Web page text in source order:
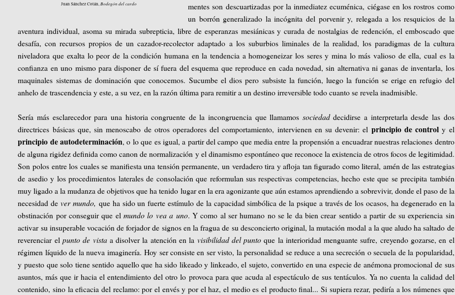
Juan Sánchez Cotán,Bodegón del cardo
mentes son descuartizadas por la inmediatez ecuménica, ciégase en los rostros como
un borrón generalizado la incógnita del porvenir y, relegada a los resquicios de la
aventura individual, asoma su mirada subrepticia, libre de esperanzas mesiánicas y curada de nostalgias de redención, el emboscado que
desafía, con recursos propios de un cazador-recolector adaptado a los suburbios liminales de la realidad, los paradigmas de la cultura
niveladora que exalta lo peor de la condición humana en la tendencia a homogeneizar los seres y mina lo más valioso de ella, cual es la
confianza en uno mismo para disponer de sí fuera del esquema que reproduce en cada novedad, sin alternativa ni ganas de inventarla, los
maquinales sistemas de dominación que conocemos. Sucumbe el dios pero subsiste la función, luego la función se erige en refugio del
anhelo de trascendencia y este, a su vez, en la razón última para remitir a un destino irreversible todo cuanto se revela inadmisible.
Sería más esclarecedor para una historia congruente de la incongruencia que llamamos sociedaddecidirse a interpretarla desde las dos
directrices básicas que, sin menoscabo de otros operadores del comportamiento, intervienen en su devenir: el principio de control y el
principio de autodeterminación, o lo que es igual, a partir del campo que media entre la propensión a encuadrar nuestras relaciones dentro
de alguna rigidez definida como canon de normalización y el dinamismo espontáneo que reconoce la existencia de otros focos de legitimidad.
Son polos entre los cuales se manifiesta una tensión permanente, un verdadero tira y afloja tan figurado como literal, amén de las estrategias
de asedio y los procedimientos laterales de consolación que reformulan sus respectivas competencias, hecho este que se precipita también
muy ligado a la mudanza de objetivos que ha tenido lugar en la era agonizante que aún estamos aprendiendo a sobrevivir, donde el paso de la
necesidad dever mundo, que ha sido un fuerte estímulo de la capacidad simbólica de la psique a través de los ocasos, ha degenerado en la
obstinación por conseguir que elmundo lo vea a uno. Y como al ser humano no se le da bien crear sentido a partir de su experiencia sin
activar su insuperable vocación de forjador de signos en la fragua de su desconcierto original, la mutación modal a la que aludo ha saltado de
reverenciar elpunto de vista a disolver la atención en la visibilidad del punto que la interioridad menguante sufre, creyendo gozarse, en el
régimen líquido de la nueva imaginería. Hoy ser consiste en ser visto, la personalidad se reduce a una secreción o secuela de la popularidad,
y puesto que solo tiene sentido aquello que ha sido likeado y linkeado, el sujeto, convertido en una especie de anémona promocional de sus
asuntos, más que ir hacia el entendimiento del otro lo provoca para que acuda al espectáculo de sus tentáculos. Ya no cuenta la calidad del
contenido, sino la eficacia del reclamo: por el envés y por el haz, el medio es el producto final... Si supiera rezar, pediría a los númenes que